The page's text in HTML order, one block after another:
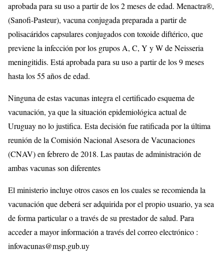
aprobada para su uso a partir de los 2 meses de edad. Menactra®,
(Sanofi-Pasteur), vacuna conjugada preparada a partir de
polisacáridos capsulares conjugados con toxoide diftérico, que
previene la infección por los grupos A, C, Y y W de Neisseria
meningitidis. Está aprobada para su uso a partir de los 9 meses
hasta los 55 años de edad.
Ninguna de estas vacunas integra el certificado esquema de
vacunación, ya que la situación epidemiológica actual de
Uruguay no lo justifica. Esta decisión fue ratificada por la última
reunión de la Comisión Nacional Asesora de Vacunaciones
(CNAV) en febrero de 2018. Las pautas de administración de
ambas vacunas son diferentes
El ministerio incluye otros casos en los cuales se recomienda la
vacunación que deberá ser adquirida por el propio usuario, ya sea
de forma particular o a través de su prestador de salud. Para
acceder a mayor información a través del correo electrónico :
infovacunas@msp.gub.uy